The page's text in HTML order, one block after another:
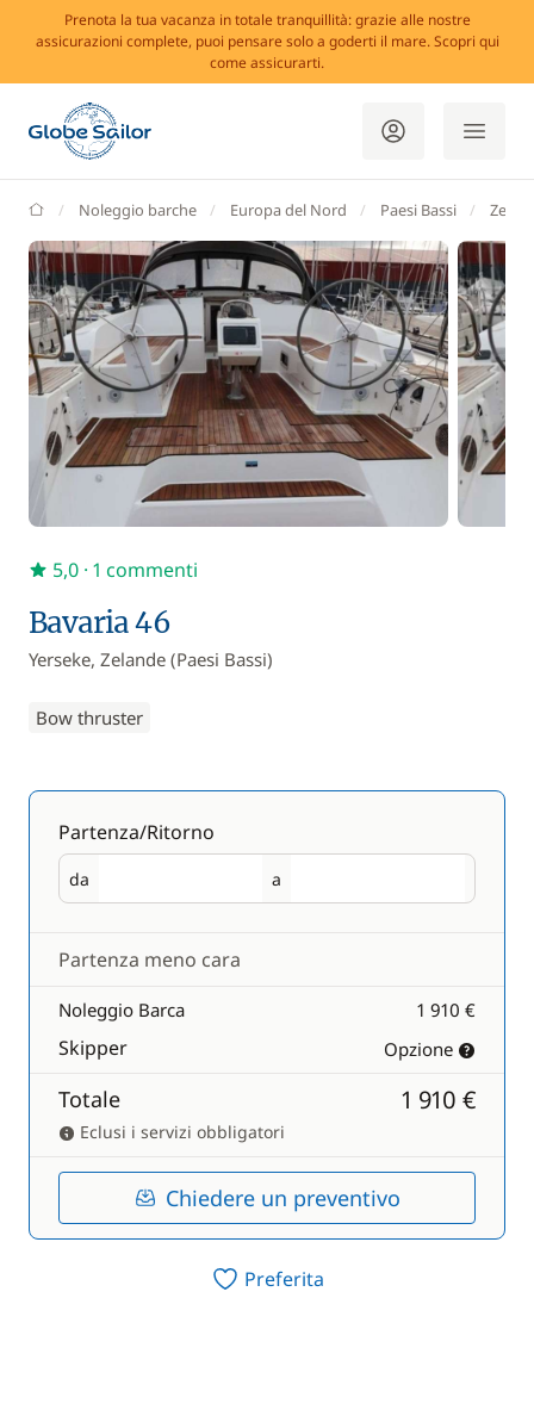
Prenota la tua vacanza in totale tranquillità: grazie alle nostre
assicurazioni complete, puoi pensare solo a goderti il mare. Scopri qui
come assicurarti.
GlobeSailor
Noleggio barche Europa del Nord Paesi Bassi
Bavaria 46
Yerseke, Zelande (Paesi Bassi)
Bow thruster
5,0 · 1 commenti
Partenza/Ritorno
da
Partenza a
Ritorno
Partenza meno cara
Noleggio Barca 1 910 €
Skipper Opzione
Totale 1 910 €
Eclusi i servizi obbligatori
Chiedere un preventivo
Preferita